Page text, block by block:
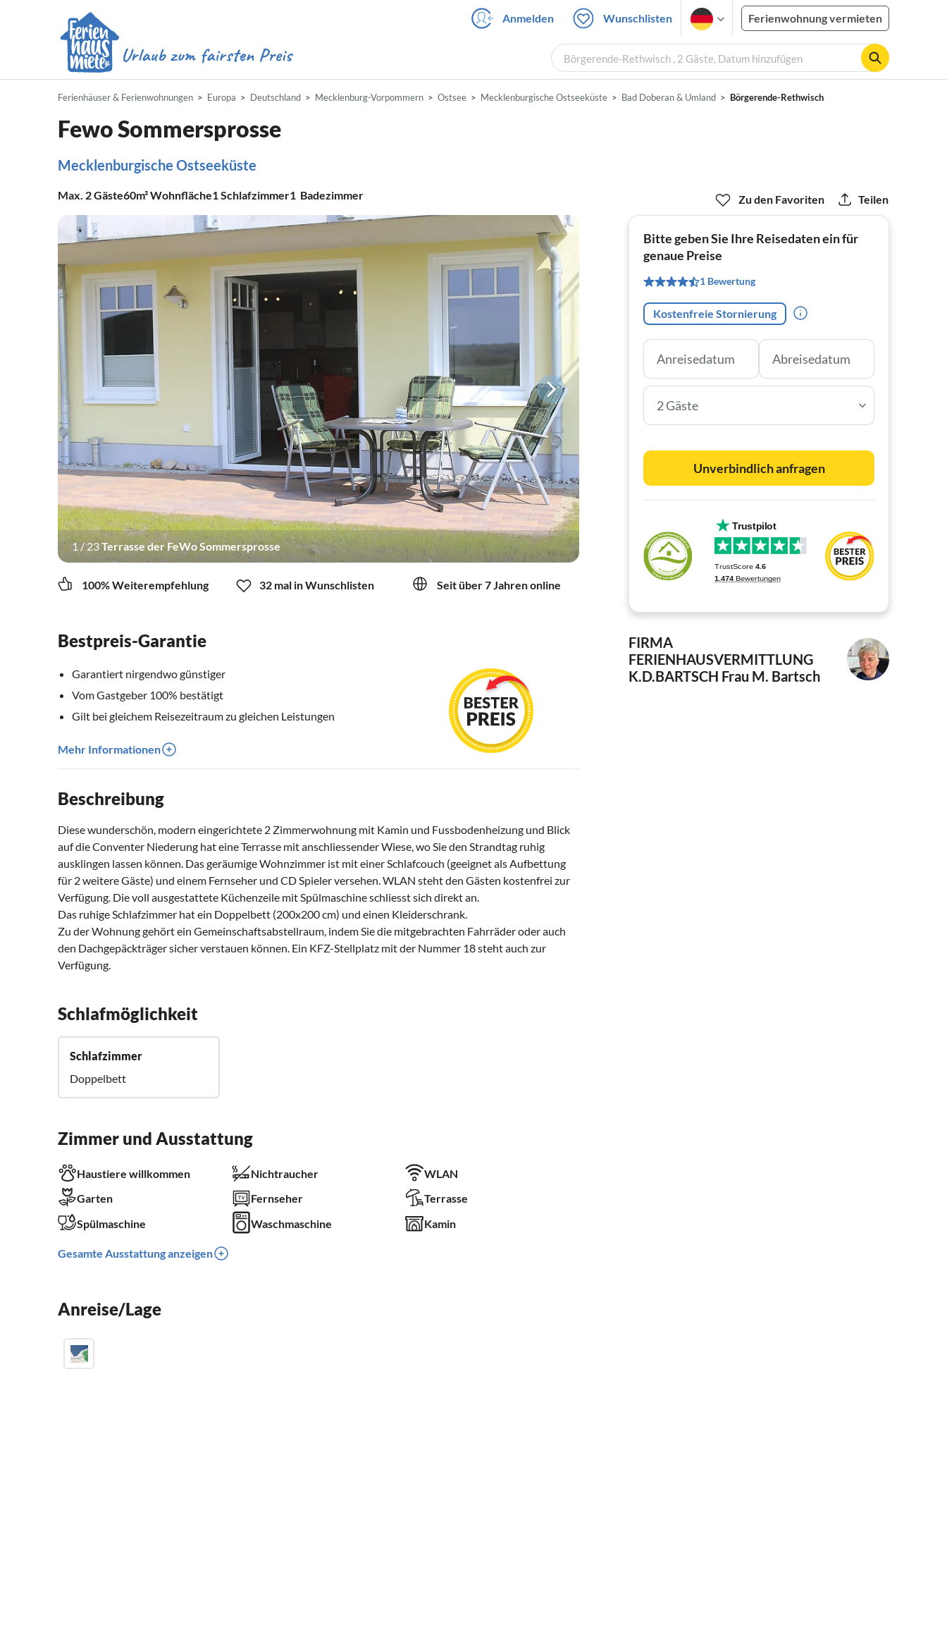
Anmelden Wunschlisten Ferienwohnung vermieten
Börgerende-Rethwisch , 2 Gäste, Datum hinzufügen
Ferienhäuser & Ferienwohnungen Europa Deutschland Mecklenburg-Vorpommern Ostsee Mecklenburgische Ostseeküste Bad Doberan & Umland Börgerende-Rethwisch
Fewo Sommersprosse
Mecklenburgische Ostseeküste
Max. 2Gäste60m²Wohnfläche1Schlafzimmer1 Badezimmer
1/23Terrasse der FeWo Sommersprosse
100% Weiterempfehlung 32 mal in Wunschlisten Seit über 7 Jahren online
Bestpreis-Garantie
Garantiert nirgendwo günstiger
Vom Gastgeber 100% bestätigt
Gilt bei gleichem Reisezeitraum zu gleichen Leistungen
Mehr Informationen
Beschreibung
Diese wunderschön, modern eingerichtete 2 Zimmerwohnung mit Kamin und Fussbodenheizung und Blick
auf die Conventer Niederung hat eine Terrasse mit anschliessender Wiese, wo Sie den Strandtag ruhig
ausklingen lassen können. Das geräumige Wohnzimmer ist mit einer Schlafcouch (geeignet als Aufbettung
für 2 weitere Gäste) und einem Fernseher und CD Spieler versehen. WLAN steht den Gästen kostenfrei zur
Verfügung. Die voll ausgestattete Küchenzeile mit Spülmaschine schliesst sich direkt an.
Das ruhige Schlafzimmer hat ein Doppelbett (200x200 cm) und einen Kleiderschrank.
Zu der Wohnung gehört ein Gemeinschaftsabstellraum, indem Sie die mitgebrachten Fahrräder oder auch
den Dachgepäckträger sicher verstauen können. Ein KFZ-Stellplatz mit der Nummer 18 steht auch zur
Verfügung.
Schlafmöglichkeit
Schlafzimmer
Doppelbett
Zimmer und Ausstattung
Haustiere willkommen Nichtraucher
WLAN
Garten
Fernseher
Terrasse
Spülmaschine
Waschmaschine Kamin
Gesamte Ausstattung anzeigen
Anreise/Lage
Zu den Favoriten Teilen
Bitte geben Sie Ihre Reisedaten ein für
genaue Preise
1 Bewertung
Kostenfreie Stornierung
2 Gäste
Unverbindlich anfragen
FIRMA
FERIENHAUSVERMITTLUNG
K.D.BARTSCH Frau M. Bartsch